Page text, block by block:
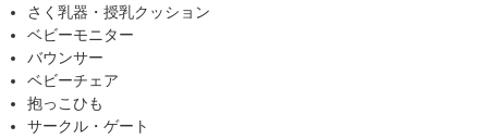
さく乳器・授乳クッション
ベビーモニター
バウンサー
ベビーチェア
抱っこひも
サークル・ゲート